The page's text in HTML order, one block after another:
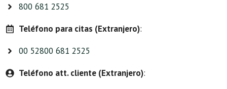
800 681 2525
Teléfono para citas (Extranjero):
00 52800 681 2525
Teléfono att. cliente (Extranjero):